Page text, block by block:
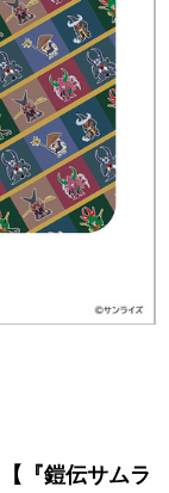
『鎧伝サムラ